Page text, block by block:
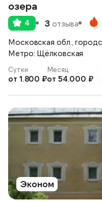
озера
4 3 отзыва
Метро: Щёлковская
Сутки
от 1.800 ₽
Месяц
от 54.000 ₽
Эконом